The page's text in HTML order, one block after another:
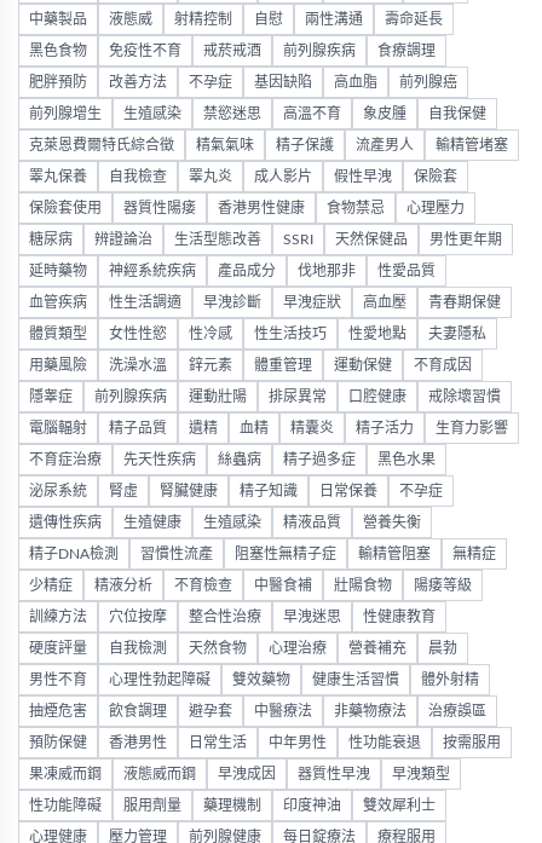
中藥製品 液態威 射精控制 自慰 兩性溝通 壽命延長
黑色食物 免疫性不育 戒菸戒酒 前列腺疾病 食療調理
肥胖預防 改善方法 不孕症 基因缺陷 高血脂 前列腺癌
前列腺增生 生殖感染 禁慾迷思 高溫不育 象皮腫 自我保健
克萊恩費爾特氏綜合徵 精氣氣味 精子保護 流產男人 輸精管堵塞
睪丸保養 自我檢查 睪丸炎 成人影片 假性早洩 保險套
保險套使用 器質性陽痿 香港男性健康 食物禁忌 心理壓力
糖尿病 辨證論治 生活型態改善 SSRI 天然保健品 男性更年期
延時藥物 神經系統疾病 產品成分 伐地那非 性愛品質
血管疾病 性生活調適 早洩診斷 早洩症狀 高血壓 青春期保健
體質類型 女性性慾 性冷感 性生活技巧 性愛地點 夫妻隱私
用藥風險 洗澡水溫 鋅元素 體重管理 運動保健 不育成因
隱睾症 前列腺疾病 運動壯陽 排尿異常 口腔健康 戒除壞習慣
電腦輻射 精子品質 遺精 血精 精囊炎 精子活力 生育力影響
不育症治療 先天性疾病 絲蟲病 精子過多症 黑色水果
泌尿系統 腎虛 腎臟健康 精子知識 日常保養 不孕症
遺傳性疾病 生殖健康 生殖感染 精液品質 營養失衡
精子DNA檢測 習慣性流產 阻塞性無精子症 輸精管阻塞 無精症
少精症 精液分析 不育檢查 中醫食補 壯陽食物 陽痿等級
訓練方法 穴位按摩 整合性治療 早洩迷思 性健康教育
硬度評量 自我檢測 天然食物 心理治療 營養補充 晨勃
男性不育 心理性勃起障礙 雙效藥物 健康生活習慣 體外射精
抽煙危害 飲食調理 避孕套 中醫療法 非藥物療法 治療誤區
預防保健 香港男性 日常生活 中年男性 性功能衰退 按需服用
果凍威而鋼 液態威而鋼 早洩成因 器質性早洩 早洩類型
性功能障礙 服用劑量 藥理機制 印度神油 雙效犀利士
心理健康 壓力管理 前列腺健康 每日錠療法 療程服用